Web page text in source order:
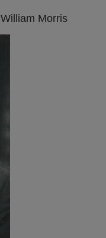
William Morris